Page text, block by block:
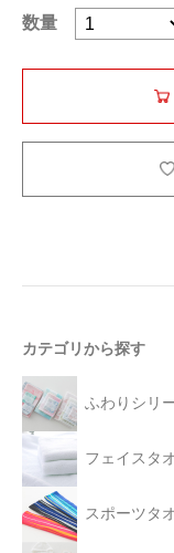
数量
カテゴリから探す
ふわりシリ
フェイスタ
スポーツタ